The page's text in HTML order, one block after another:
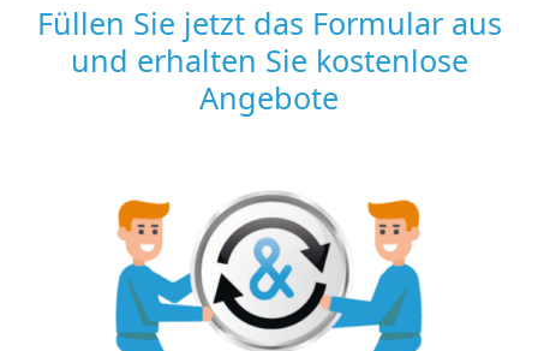
Füllen Sie jetzt das Formular aus
und erhalten Sie kostenlose
Angebote